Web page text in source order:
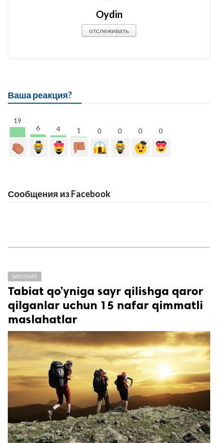
Oydin
отслеживать
Ваша реакция?
19
6
4 1 0 0 0 0
Сообщения из Facebook
SAYOHAT
Tabiat qo’yniga sayr qilishga qaror
qilganlar uchun 15 nafar qimmatli
maslahatlar